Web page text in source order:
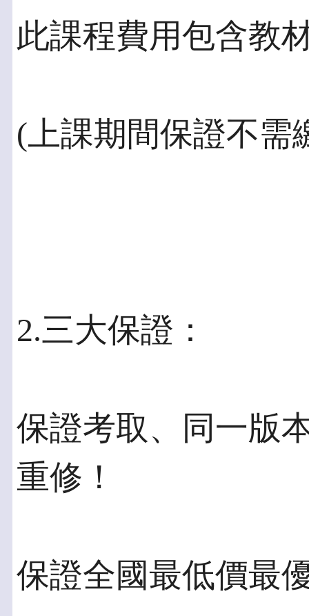
此課程費用包含教
(上課期間保證不需
2.三大保證：
保證考取、同一版
重修！
保證全國最低價最